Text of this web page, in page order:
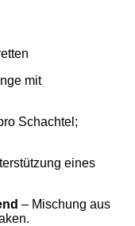
mit
Schachtel;
eines
– Mischung aus